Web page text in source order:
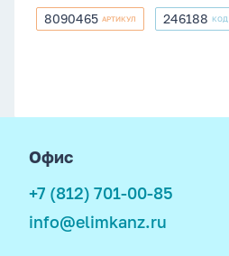
метал.крышкой,
чёрная
8090465
8090465 АРТИКУЛ 246188
246188 КОД
Офис
+7 (812) 701-00-85
info@elimkanz.ru